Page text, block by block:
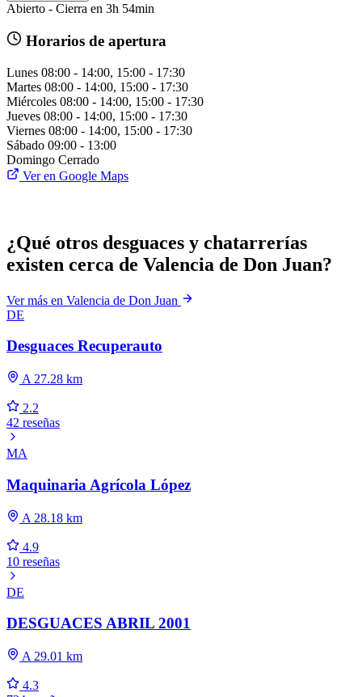
Abierto - Cierra en 3h 54min
Horarios de apertura
Lunes 08:00 - 14:00, 15:00 - 17:30
Martes 08:00 - 14:00, 15:00 - 17:30
Miércoles 08:00 - 14:00, 15:00 - 17:30
Jueves 08:00 - 14:00, 15:00 - 17:30
Viernes 08:00 - 14:00, 15:00 - 17:30
Sábado 09:00 - 13:00
Domingo Cerrado
Ver en Google Maps
¿Qué otros desguaces y chatarrerías
existen cerca de Valencia de Don Juan?
Ver más en Valencia de Don Juan
DE
Desguaces Recuperauto
A 27.28 km
2.2
42 reseñas
MA
Maquinaria Agrícola López
A 28.18 km
4.9
10 reseñas
DE
DESGUACES ABRIL 2001
A 29.01 km
4.3